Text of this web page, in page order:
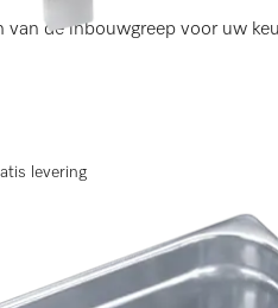
van de inbouwgreep voor uw
levering